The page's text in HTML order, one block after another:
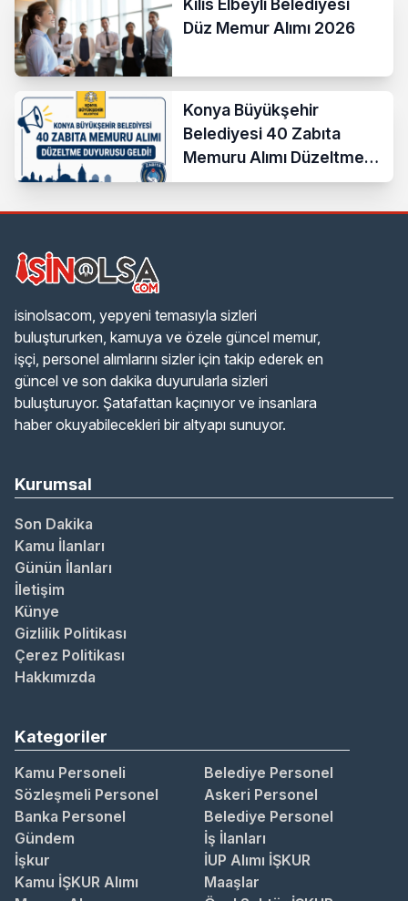
Kilis Elbeyli Belediyesi
Düz Memur Alımı 2026
Konya Büyükşehir
Belediyesi 40 Zabıta
Memuru Alımı Düzeltme
Duyurusu Geldi!
isinolsacom, yepyeni temasıyla sizleri
buluştururken, kamuya ve özele güncel memur,
işçi, personel alımlarını sizler için takip ederek en
güncel ve son dakika duyurularla sizleri
buluşturuyor. Şatafattan kaçınıyor ve insanlara
haber okuyabilecekleri bir altyapı sunuyor.
Kurumsal
Son Dakika
Kamu İlanları
Günün İlanları
İletişim
Künye
Gizlilik Politikası
Çerez Politikası
Hakkımızda
Kategoriler
Kamu Personeli
Belediye Personel
Sözleşmeli Personel
Askeri Personel
Banka Personel
Belediye Personel
Gündem
İş İlanları
İşkur
İUP Alımı İŞKUR
Kamu İŞKUR Alımı
Maaşlar